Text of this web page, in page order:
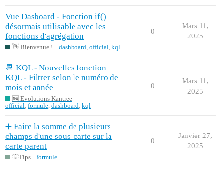
Vue Dasboard - Fonction if()
désormais utilisable avec les
fonctions d'agrégation
👋 Bienvenue ! dashboard official kql
0
Mars 11,
2025
📆 KQL - Nouvelles fonction
KQL - Filtrer selon le numéro de
mois et année
🆕 Evolutions Kantree
official formule dashboard kql
0
Mars 11,
2025
➕ Faire la somme de plusieurs
champs d'une sous-carte sur la
carte parent
💡Tips formule
0
Janvier 27,
2025